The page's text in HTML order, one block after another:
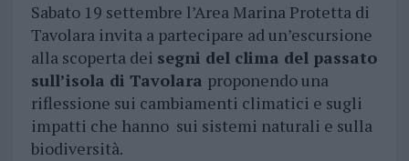
Sabato 19 settembre l’Area Marina Protetta di
Tavolara invita a partecipare ad un’escursione
alla scoperta dei segni del clima del passato
sull’isola di Tavolara proponendo una
riflessione sui cambiamenti climatici e sugli
impatti che hanno sui sistemi naturali e sulla
biodiversità.